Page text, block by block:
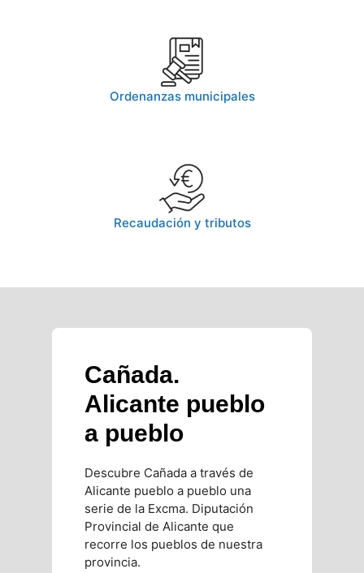
Ordenanzas municipales
Recaudación y tributos
Cañada.
Alicante pueblo
a pueblo
Descubre Cañada a través de
Alicante pueblo a pueblo una
serie de la Excma. Diputación
Provincial de Alicante que
recorre los pueblos de nuestra
provincia.